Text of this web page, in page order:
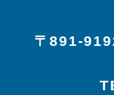
〒891-